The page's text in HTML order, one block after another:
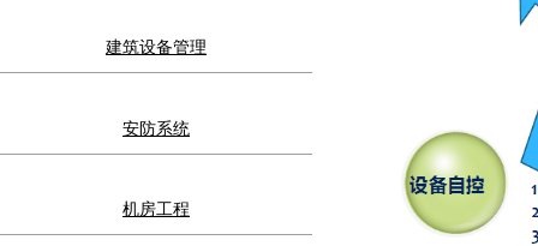
建筑设备管理
安防系统
机房工程